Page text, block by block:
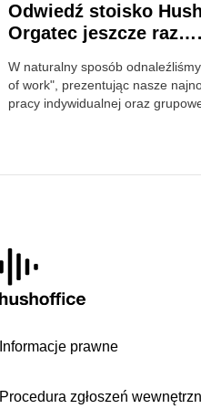
Odwiedź stoisko
Orgatec jeszcze
W naturalny sposób
of work", prezentując nasze
pracy indywidualnej oraz
Informacje prawne
Procedura zgłoszeń